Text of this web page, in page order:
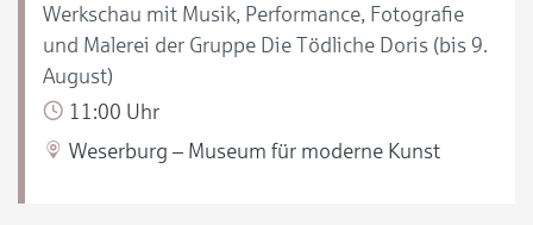
Werkschau mit Musik, Performance, Fotografie
und Malerei der Gruppe Die Tödliche Doris (bis 9.
August)
11:00 Uhr
Weserburg – Museum für moderne Kunst